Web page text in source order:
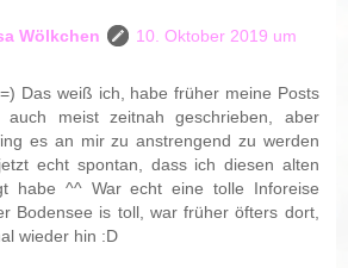
Wölkchen
10. Oktober 2019 um
Das weiß ich, habe früher meine Posts
auch meist zeitnah geschrieben, aber
es an mir zu anstrengend zu werden
echt spontan, dass ich diesen alten
habe ^^ War echt eine tolle Inforeise
Bodensee is toll, war früher öfters dort,
wieder hin :D